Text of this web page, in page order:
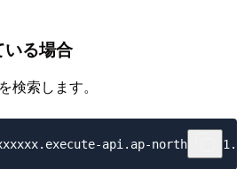
る場合
検索します。